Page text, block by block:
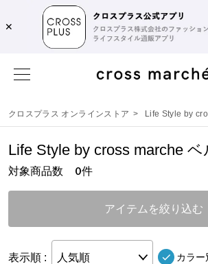
✕
クロスプラス オンラインストア > Life Style by
対象商品数 0件
Life Style by cross marche ベ
アイテムを絞り込む
表示順 : 人気順 カラー